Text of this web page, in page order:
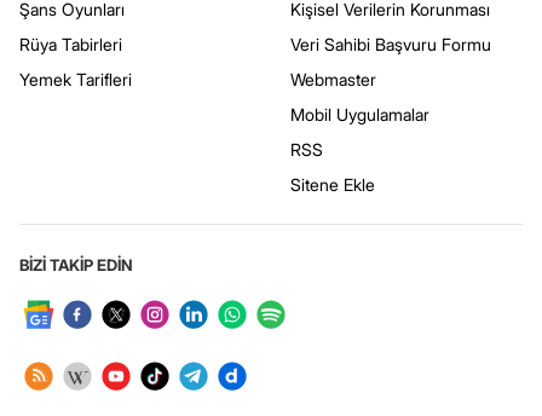
Şans Oyunları
Rüya Tabirleri
Yemek Tarifleri
Kişisel Verilerin Korunması
Veri Sahibi Başvuru Formu
Webmaster
Mobil Uygulamalar
RSS
Sitene Ekle
BİZİ TAKİP EDİN